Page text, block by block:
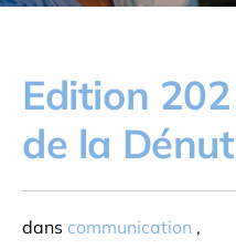
Edition
de la
dans communication ,